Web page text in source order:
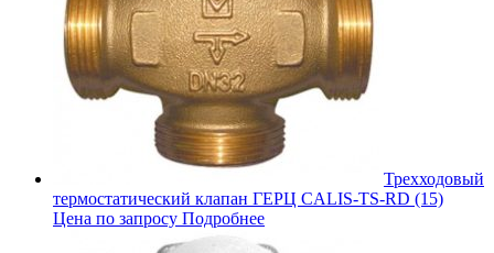
Трехходовый
термостатический клапан ГЕРЦ CALIS-TS-RD (15)
Цена по запросу Подробнее